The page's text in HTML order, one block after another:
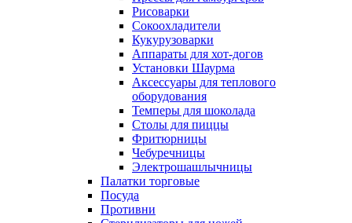
Рисоварки
Сокоохладители
Кукурузоварки
Аппараты для хот-догов
Установки Шаурма
Аксессуары для теплового
оборудования
Темперы для шоколада
Столы для пиццы
Фритюрницы
Чебуречницы
Электрошашлычницы
Палатки торговые
Посуда
Противни